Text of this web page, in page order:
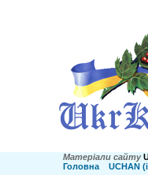
Матеріали сайту
Головна
UCHAN